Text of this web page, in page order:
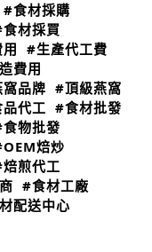
#食材採購
材採買
#生產代工費
費用
品牌 #頂級燕窩
代工 #食材批發
物批發
焙炒
煎代工
#食材工廠
配送中心